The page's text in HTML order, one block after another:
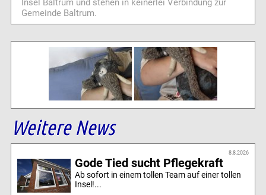
Insel Baltrum und stehen in keinerlei Verbindung zur
Gemeinde Baltrum.
Weitere News
8.8.2026
Gode Tied sucht Pflegekraft
Ab sofort in einem tollen Team auf einer tollen
Insel!...